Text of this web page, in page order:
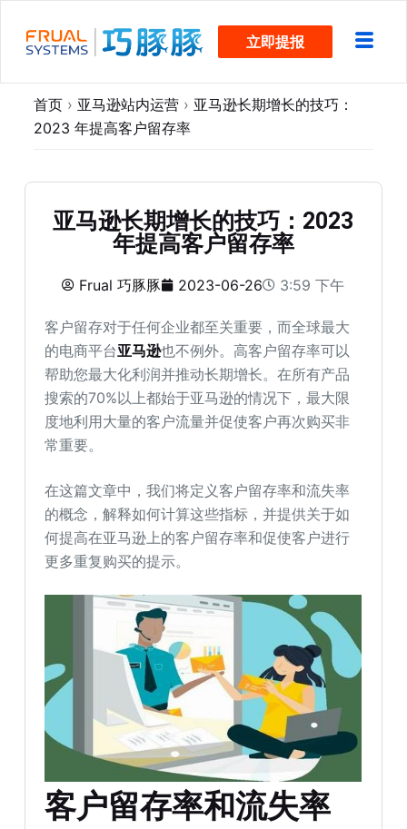
过
立即提报
首页 › 亚马逊站内运营 › 亚马逊长期增长的技巧：
2023 年提高客户留存率
亚马逊长期增长的技巧：2023
年提高客户留存率
Frual 巧豚豚 2023-06-26 3:59 下午
客户留存对于任何企业都至关重要，而全球最大
的电商平台亚马逊也不例外。高客户留存率可以
帮助您最大化利润并推动长期增长。在所有产品
搜索的70%以上都始于亚马逊的情况下，最大限
度地利用大量的客户流量并促使客户再次购买非
常重要。
在这篇文章中，我们将定义客户留存率和流失率
的概念，解释如何计算这些指标，并提供关于如
何提高在亚马逊上的客户留存率和促使客户进行
更多重复购买的提示。
客户留存率和流失率